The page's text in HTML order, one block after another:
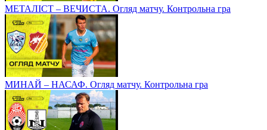
МЕТАЛІСТ – ВЕЧИСТА. Огляд матчу. Контрольна гра
МИНАЙ – НАСАФ. Огляд матчу. Контрольна гра